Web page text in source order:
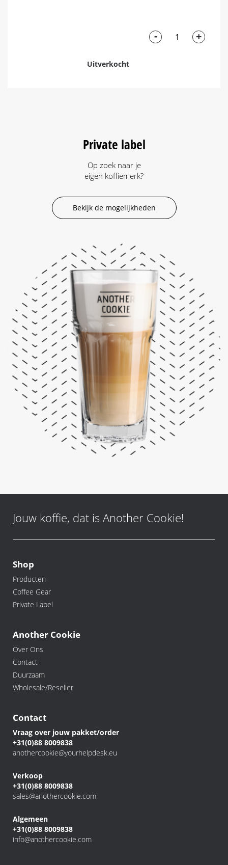
- +
Uitverkocht
Private label
Op zoek naar je
eigen koffiemerk?
Bekijk de mogelijkheden
Jouw koffie, dat is Another Cookie!
Shop
Producten
Coffee Gear
Private Label
Another Cookie
Over Ons
Contact
Duurzaam
Wholesale/Reseller
Contact
Vraag over jouw pakket/order
+31(0)88 8009838
anothercookie@yourhelpdesk.eu
Verkoop
+31(0)88 8009838
sales@anothercookie.com
Algemeen
+31(0)88 8009838
info@anothercookie.com